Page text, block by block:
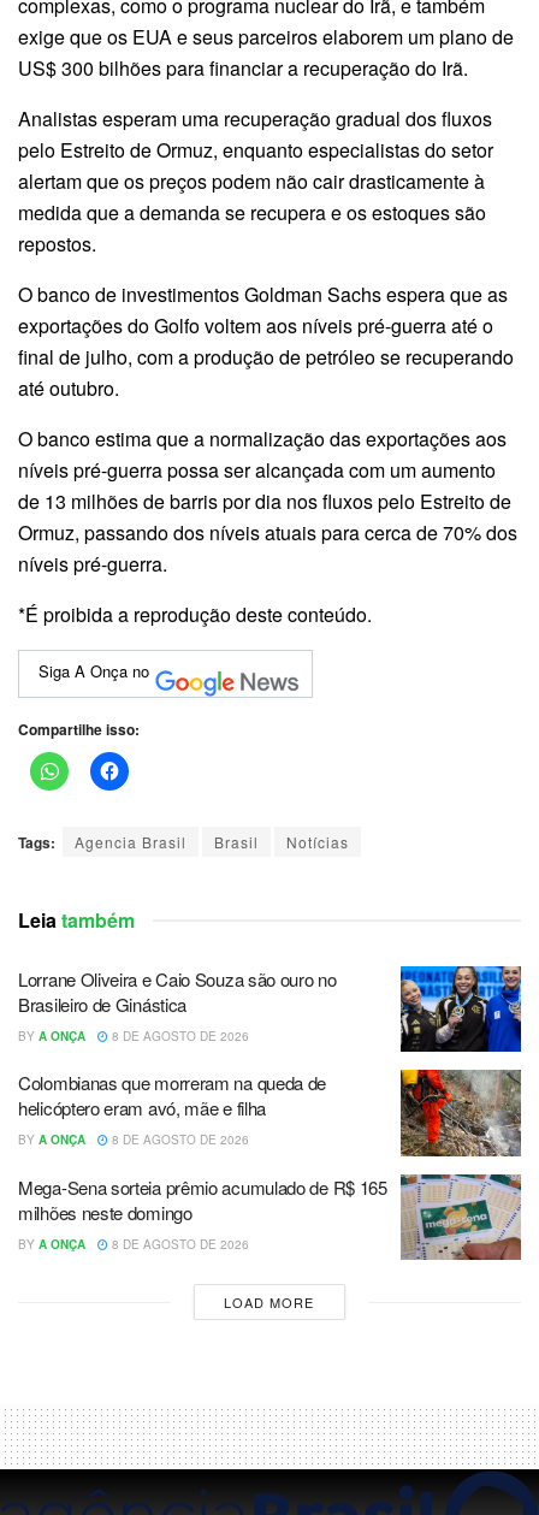
complexas, como o programa nuclear do Irã, e também
exige que os EUA e seus parceiros elaborem um plano de
US$ 300 bilhões para financiar a recuperação do Irã.
Analistas esperam uma recuperação gradual dos fluxos
pelo Estreito de Ormuz, enquanto especialistas do setor
alertam que os preços podem não cair drasticamente à
medida que a demanda se recupera e os estoques são
repostos.
O banco de investimentos Goldman Sachs espera que as
exportações do Golfo voltem aos níveis pré-guerra até o
final de julho, com a produção de petróleo se recuperando
até outubro.
O banco estima que a normalização das exportações aos
níveis pré-guerra possa ser alcançada com um aumento
de 13 milhões de barris por dia nos fluxos pelo Estreito de
Ormuz, passando dos níveis atuais para cerca de 70% dos
níveis pré-guerra.
*É proibida a reprodução deste conteúdo.
Siga A Onça no
Compartilhe isso:
Tags: Agencia Brasil Brasil Notícias
Leiatambém
Lorrane Oliveira e Caio Souza são ouro no
Brasileiro de Ginástica
BY A ONÇA 8 DE AGOSTO DE 2026
Colombianas que morreram na queda de
helicóptero eram avó, mãe e filha
BY A ONÇA 8 DE AGOSTO DE 2026
Mega-Sena sorteia prêmio acumulado de R$ 165
milhões neste domingo
BY A ONÇA 8 DE AGOSTO DE 2026
LOAD MORE